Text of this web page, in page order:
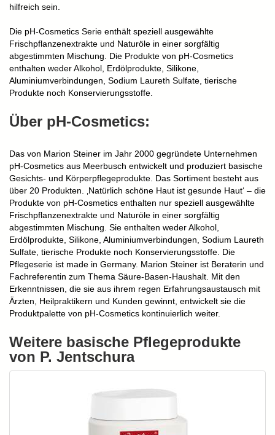
hilfreich sein.
Die pH-Cosmetics Serie enthält speziell ausgewählte
Frischpflanzenextrakte und Naturöle in einer sorgfältig
abgestimmten Mischung. Die Produkte von pH-Cosmetics
enthalten weder Alkohol, Erdölprodukte, Silikone,
Aluminiumverbindungen, Sodium Laureth Sulfate, tierische
Produkte noch Konservierungsstoffe.
Über pH-Cosmetics:
Das von Marion Steiner im Jahr 2000 gegründete Unternehmen
pH-Cosmetics aus Meerbusch entwickelt und produziert basische
Gesichts- und Körperpflegeprodukte. Das Sortiment besteht aus
über 20 Produkten. ‚Natürlich schöne Haut ist gesunde Haut‘ – die
Produkte von pH-Cosmetics enthalten nur speziell ausgewählte
Frischpflanzenextrakte und Naturöle in einer sorgfältig
abgestimmten Mischung. Sie enthalten weder Alkohol,
Erdölprodukte, Silikone, Aluminiumverbindungen, Sodium Laureth
Sulfate, tierische Produkte noch Konservierungsstoffe. Die
Pflegeserie ist made in Germany. Marion Steiner ist Beraterin und
Fachreferentin zum Thema Säure-Basen-Haushalt. Mit den
Erkenntnissen, die sie aus ihrem regen Erfahrungsaustausch mit
Ärzten, Heilpraktikern und Kunden gewinnt, entwickelt sie die
Produktpalette von pH-Cosmetics kontinuierlich weiter.
Weitere basische Pflegeprodukte
von P. Jentschura